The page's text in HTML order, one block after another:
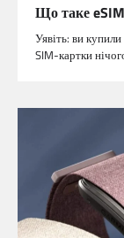
Що таке eSIM
Уявіть: ви
SIM-картки